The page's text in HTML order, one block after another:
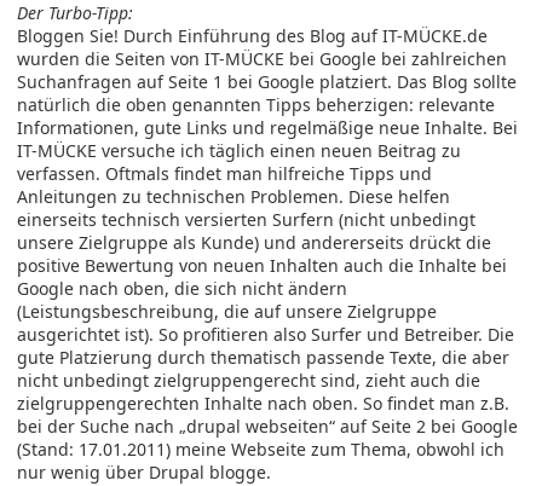
Der Turbo-Tipp:
Bloggen Sie! Durch Einführung des Blog auf IT-MÜCKE.de
wurden die Seiten von IT-MÜCKE bei Google bei zahlreichen
Suchanfragen auf Seite 1 bei Google platziert. Das Blog sollte
natürlich die oben genannten Tipps beherzigen: relevante
Informationen, gute Links und regelmäßige neue Inhalte. Bei
IT-MÜCKE versuche ich täglich einen neuen Beitrag zu
verfassen. Oftmals findet man hilfreiche Tipps und
Anleitungen zu technischen Problemen. Diese helfen
einerseits technisch versierten Surfern (nicht unbedingt
unsere Zielgruppe als Kunde) und andererseits drückt die
positive Bewertung von neuen Inhalten auch die Inhalte bei
Google nach oben, die sich nicht ändern
(Leistungsbeschreibung, die auf unsere Zielgruppe
ausgerichtet ist). So profitieren also Surfer und Betreiber. Die
gute Platzierung durch thematisch passende Texte, die aber
nicht unbedingt zielgruppengerecht sind, zieht auch die
zielgruppengerechten Inhalte nach oben. So findet man z.B.
bei der Suche nach „drupal webseiten“ auf Seite 2 bei Google
(Stand: 17.01.2011) meine Webseite zum Thema, obwohl ich
nur wenig über Drupal blogge.